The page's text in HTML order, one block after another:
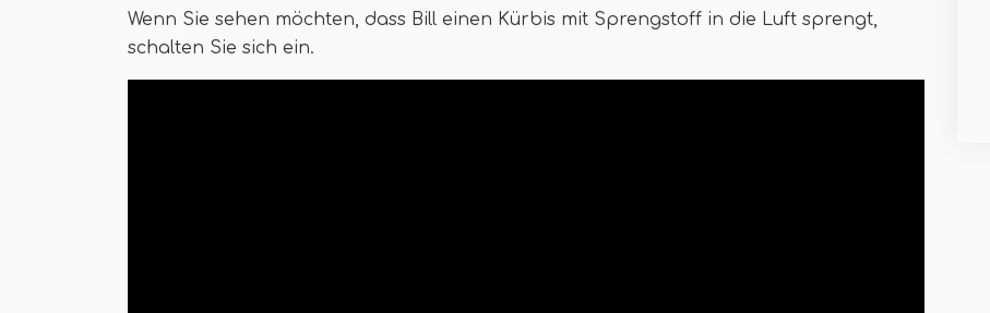
Wenn Sie sehen möchten, dass Bill einen Kürbis mit Sprengstoff in die Luft sprengt,
schalten Sie sich ein.